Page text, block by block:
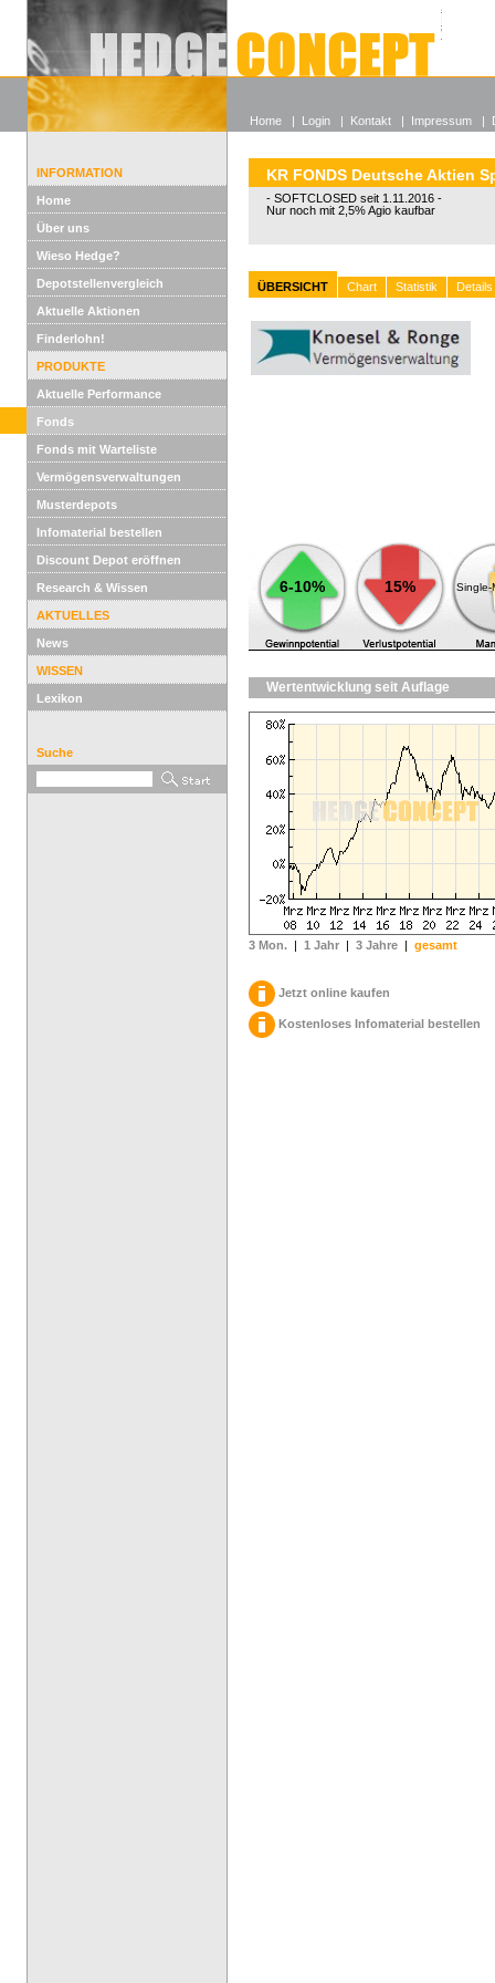
Alle
Wieso
INFORMATION
Home
Über uns
Wieso Hedge?
Depotstellenvergleich
Aktuelle Aktionen
Finderlohn!
PRODUKTE
Aktuelle Performance
Fonds
Fonds mit Warteliste
Vermögensverwaltungen
Musterdepots
Infomaterial bestellen
Discount Depot eröffnen
Research & Wissen
AKTUELLES
News
WISSEN
Lexikon
Suche
KR FONDS Deutsche Aktien
- SOFTCLOSED seit 1.11.2016 -
Nur noch mit 2,5% Agio kaufbar
ÜBERSICHT Chart Statistik Details
6-10% 15% Single-
Wertentwicklung seit Auflage
3 Mon. | 1 Jahr | 3 Jahre | gesamt
Jetzt online kaufen
Kostenloses Infomaterial bestellen
Home | Login | Kontakt | Impressum |